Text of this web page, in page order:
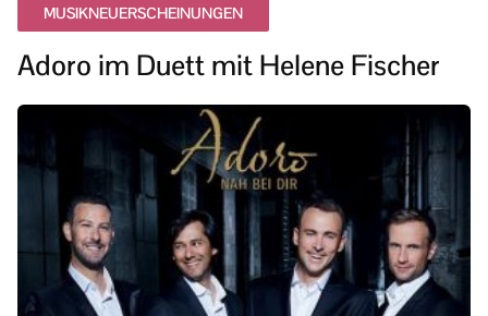
MUSIKNEUERSCHEINUNGEN
Adoro im Duett mit Helene Fischer